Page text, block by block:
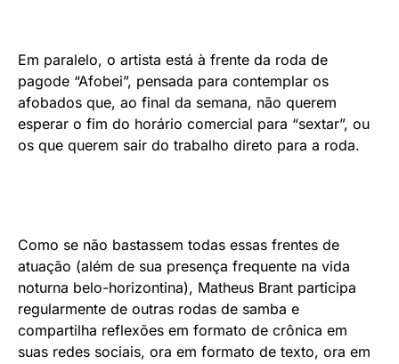
Em paralelo, o artista está à frente da roda de
pagode “Afobei”, pensada para contemplar os
afobados que, ao final da semana, não querem
esperar o fim do horário comercial para “sextar”, ou
os que querem sair do trabalho direto para a roda.
Como se não bastassem todas essas frentes de
atuação (além de sua presença frequente na vida
noturna belo-horizontina), Matheus Brant participa
regularmente de outras rodas de samba e
compartilha reflexões em formato de crônica em
suas redes sociais, ora em formato de texto, ora em